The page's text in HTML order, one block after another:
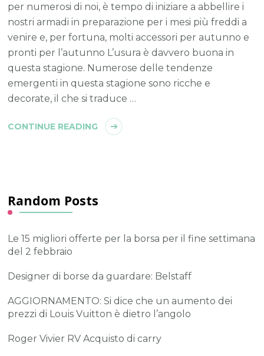
per numerosi di noi, è tempo di iniziare a abbellire i
nostri armadi in preparazione per i mesi più freddi a
venire e, per fortuna, molti accessori per autunno e
pronti per l’autunno L’usura è davvero buona in
questa stagione. Numerose delle tendenze
emergenti in questa stagione sono ricche e
decorate, il che si traduce …
CONTINUE READING
Random Posts
Le 15 migliori offerte per la borsa per il fine settimana
del 2 febbraio
Designer di borse da guardare: Belstaff
AGGIORNAMENTO: Si dice che un aumento dei
prezzi di Louis Vuitton è dietro l’angolo
Roger Vivier RV Acquisto di carry